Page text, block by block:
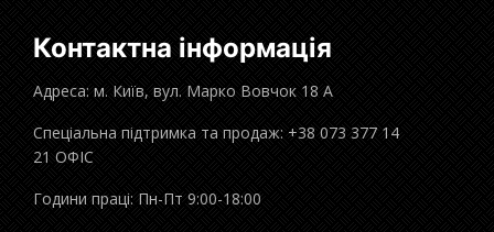
Контактна інформація
Адреса: м. Київ, вул. Марко Вовчок 18 А
Спеціальна підтримка та продаж: +38 073 377 14
21 ОФІС
Години праці: Пн-Пт 9:00-18:00